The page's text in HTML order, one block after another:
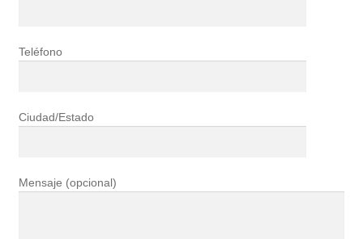
Teléfono
Ciudad/Estado
Mensaje (opcional)